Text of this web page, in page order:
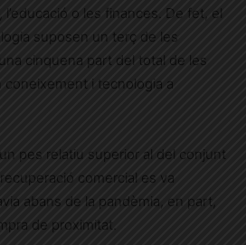
o les finances. De fet, el
suposen un terç de les
cinquena part del total de les
i tecnologia a
pes relatiu superior al del conjunt
comercial es va
abans de la pandèmia, en part,
de proximitat.